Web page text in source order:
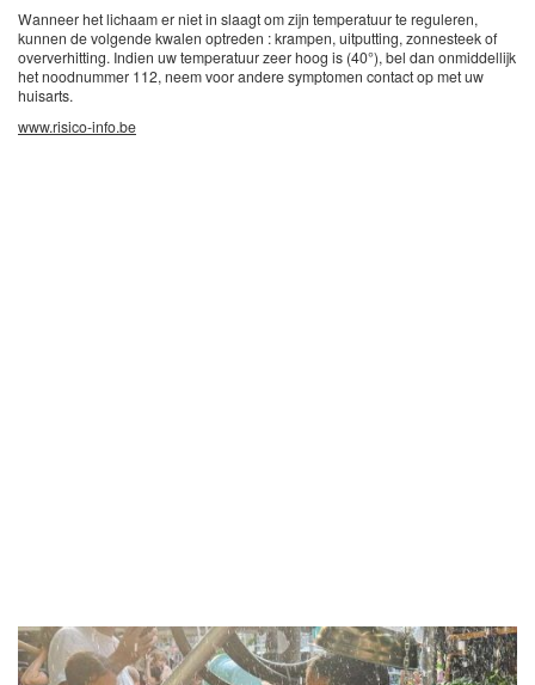
Wanneer het lichaam er niet in slaagt om zijn temperatuur te reguleren,
kunnen de volgende kwalen optreden : krampen, uitputting, zonnesteek of
oververhitting. Indien uw temperatuur zeer hoog is (40°), bel dan onmiddellijk
het noodnummer 112, neem voor andere symptomen contact op met uw
huisarts.
www.risico-info.be